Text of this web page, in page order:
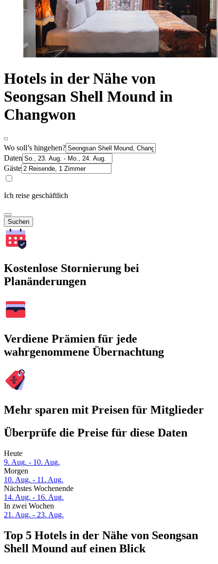
Hotels in der Nähe von
Seongsan Shell Mound in
Changwon
Wo soll’s hingehen?
Daten
Gäste
Ich reise geschäftlich
Suchen
Kostenlose Stornierung bei
Planänderungen
Verdiene Prämien für jede
wahrgenommene Übernachtung
Mehr sparen mit Preisen für Mitglieder
Überprüfe die Preise für diese Daten
Heute
9. Aug. - 10. Aug.
Morgen
10. Aug. - 11. Aug.
Nächstes Wochenende
14. Aug. - 16. Aug.
In zwei Wochen
21. Aug. - 23. Aug.
Top 5 Hotels in der Nähe von Seongsan
Shell Mound auf einen Blick